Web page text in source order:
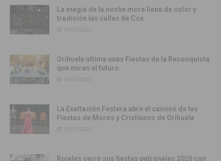
La magia de la noche mora llena de color y
tradición las calles de Cox
16/07/2026
Orihuela ultima unas Fiestas de la Reconquista
que miran al futuro
14/07/2026
La Exaltación Festera abre el camino de las
Fiestas de Moros y Cristianos de Orihuela
12/07/2026
Rojales cerró sus fiestas patronales 2026 con